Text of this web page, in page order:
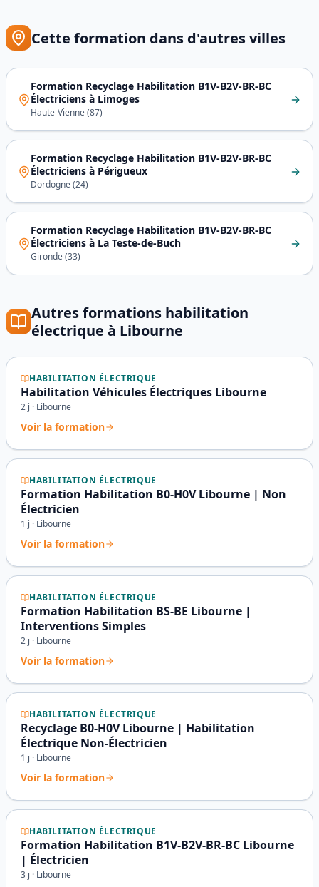
Cette formation dans d'autres villes
Formation Recyclage Habilitation B1V-B2V-BR-BC
Électriciens à Limoges
Haute-Vienne(87)
Formation Recyclage Habilitation B1V-B2V-BR-BC
Électriciens à Périgueux
Dordogne(24)
Formation Recyclage Habilitation B1V-B2V-BR-BC
Électriciens à La Teste-de-Buch
Gironde(33)
Autres formations habilitation
électrique à Libourne
HABILITATION ÉLECTRIQUE
Habilitation Véhicules Électriques Libourne
2 j · Libourne
Voir la formation
HABILITATION ÉLECTRIQUE
Formation Habilitation B0-H0V Libourne | Non
Électricien
1 j · Libourne
Voir la formation
HABILITATION ÉLECTRIQUE
Formation Habilitation BS-BE Libourne |
Interventions Simples
2 j · Libourne
Voir la formation
HABILITATION ÉLECTRIQUE
Recyclage B0-H0V Libourne | Habilitation
Électrique Non-Électricien
1 j · Libourne
Voir la formation
HABILITATION ÉLECTRIQUE
Formation Habilitation B1V-B2V-BR-BC Libourne
| Électricien
3 j · Libourne